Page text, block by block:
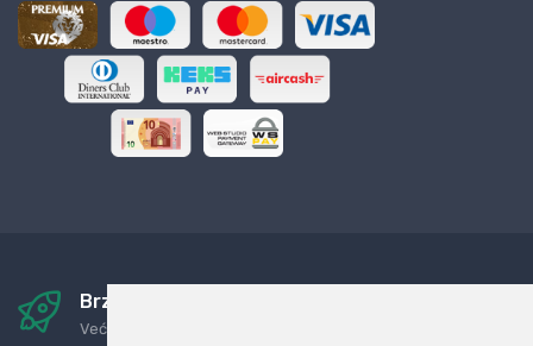
Brza i sigurna dostava
Već za nekoliko dana kod vas